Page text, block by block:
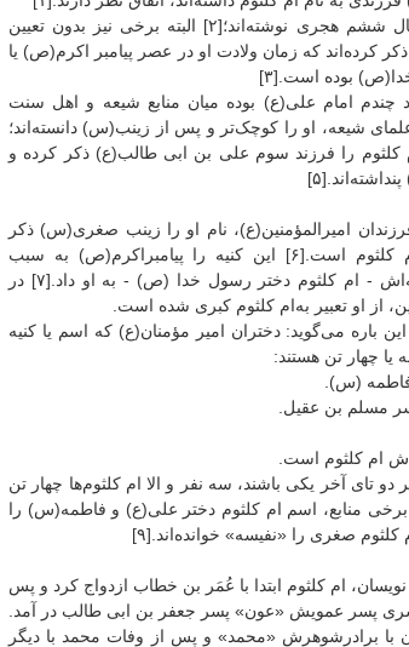
تاریخ ولادت او را سال ششم هجری نوشته‌اند؛[۲] البته برخی نیز بدون تعیین
کرده‌اند که زمان ولادت او در عصر پیامبر اکرم(ص) یا
بوده است.[۳]
چندم امام علی(ع) بوده میان منابع شیعه و اهل سنت
شیعه، او را کوچک‌تر و پس از زینب(س) دانسته‌اند؛
کلثوم را فرزند سوم علی بن ابی طالب(ع) ذکر کرده و
امیرالمؤمنین(ع)، نام او را زینب صغری(س) ذکر
می‌کند که مُکَنّا به‌ام کلثوم است.[۶] این کنیه را پیامبراکرم(ص) به سبب
شباهت زینب به خاله‌اش - ام کلثوم دختر رسول خدا (ص) - به او داد.[۷] در
از او تعبیر به‌ام کلثوم کبری شده است.
باره می‌گوید: دختران امیر مؤمنان(ع) که اسم یا کنیه
یا چهار تن هستند:
فاطمه (س).
مسلم بن عقیل.
ام کلثوم است.
تای آخر یکی باشند، سه نفر و الا ام کلثوم‌ها چهار تن
حال برخی منابع، اسم ام کلثوم دختر علی(ع) و فاطمه(س) را
صغری را «‌نفیسه‌» خوانده‌اند.[۹]
نویسان، ام کلثوم ابتدا با عُمَر بن خطاب ازدواج کرد و پس
پسر عمویش «‌عون‌» پسر جعفر بن ابی طالب در آمد.
برادرشوهرش «‌محمد‌» و پس از وفات محمد با دیگر